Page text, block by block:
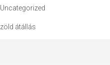
Uncategorized
zöld átállás